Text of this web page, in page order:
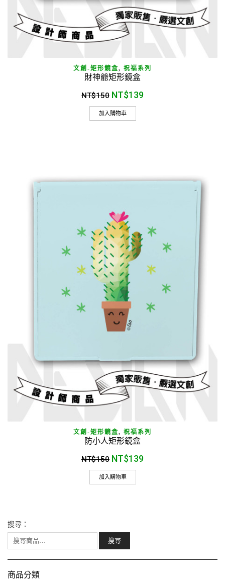
文創-矩形鏡盒, 祝福系列
財神爺矩形鏡盒
NT$150 NT$139
加入購物車
文創-矩形鏡盒, 祝福系列
防小人矩形鏡盒
NT$150 NT$139
加入購物車
搜尋：
商品分類